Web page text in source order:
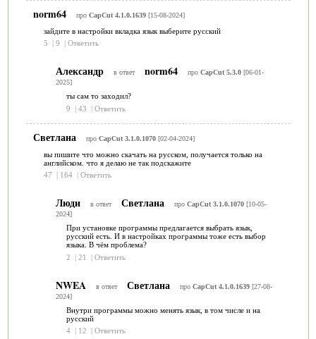
norm64 про CapCut 4.1.0.1639[15-08-2024]
зайдите в настройки вкладка язык выберите русский
5
| 9 | Ответить
Александр в ответ norm64 про CapCut 5.3.0[06-01-
2025]
ты сам то заходил?
9
| 43 | Ответить
Светлана про CapCut 3.1.0.1070[02-04-2024]
вы пишите что можно скачать на русском, получается только на
английском. что я делаю не так подскажите
47
| 164 | Ответить
Люди в ответ Светлана про CapCut 3.1.0.1070[10-05-
2024]
При установке программы предлагается выбрать язык,
русский есть. И в настройках программы тоже есть выбор
языка. В чём проблема?
2
| 21 | Ответить
NWEA в ответ Светлана про CapCut 4.1.0.1639[27-08-
2024]
Внутри программы можно менять язык, в том числе и на
русский
4 | 12 | Ответить